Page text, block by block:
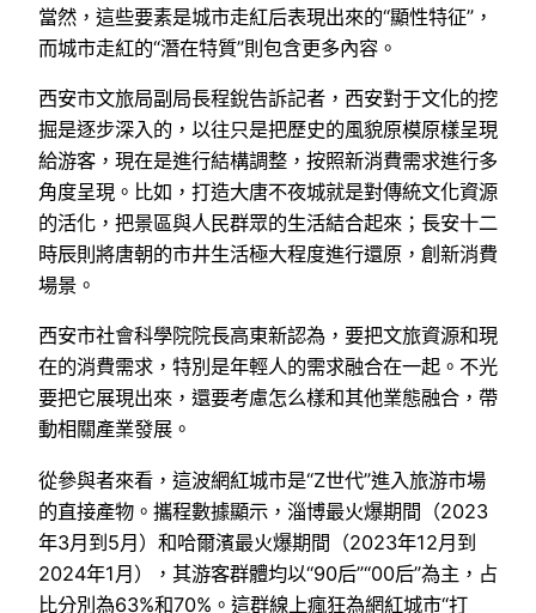
當然，這些要素是城市走紅后表現出來的“顯性特征”，
而城市走紅的“潛在特質”則包含更多內容。
西安市文旅局副局長程銳告訴記者，西安對于文化的挖
掘是逐步深入的，以往只是把歷史的風貌原模原樣呈現
給游客，現在是進行結構調整，按照新消費需求進行多
角度呈現。比如，打造大唐不夜城就是對傳統文化資源
的活化，把景區與人民群眾的生活結合起來；長安十二
時辰則將唐朝的市井生活極大程度進行還原，創新消費
場景。
西安市社會科學院院長高東新認為，要把文旅資源和現
在的消費需求，特別是年輕人的需求融合在一起。不光
要把它展現出來，還要考慮怎么樣和其他業態融合，帶
動相關產業發展。
從參與者來看，這波網紅城市是“Z世代”進入旅游市場
的直接產物。攜程數據顯示，淄博最火爆期間（2023
年3月到5月）和哈爾濱最火爆期間（2023年12月到
2024年1月），其游客群體均以“90后”“00后”為主，占
比分別為63%和70%。這群線上瘋狂為網紅城市“打